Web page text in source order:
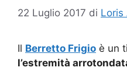
22 Luglio 2017 di Loris
Il Berretto Frigio è un
l’estremità